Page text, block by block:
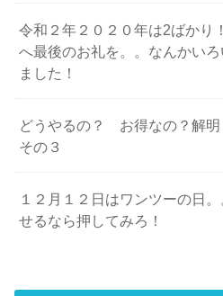
令和２年２０２０年は2ばかり
へ最後のお礼を。。なんかい
ました！
どうやるの？ お得なの？解明
その３
１２月１２日はワンツーの日
せるなら押してみろ！